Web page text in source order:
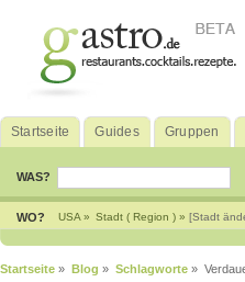
Startseite Guides Gruppen
WAS?
WO? USA » Stadt ( Region ) » [Stadt
Startseite » Blog » Schlagworte »